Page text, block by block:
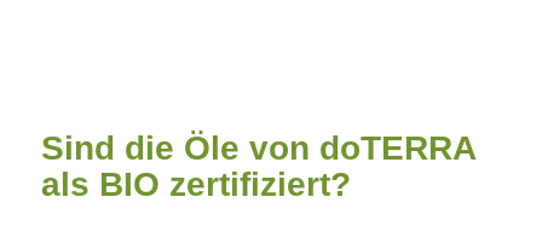
Sind die Öle von doTERRA
als BIO zertifiziert?